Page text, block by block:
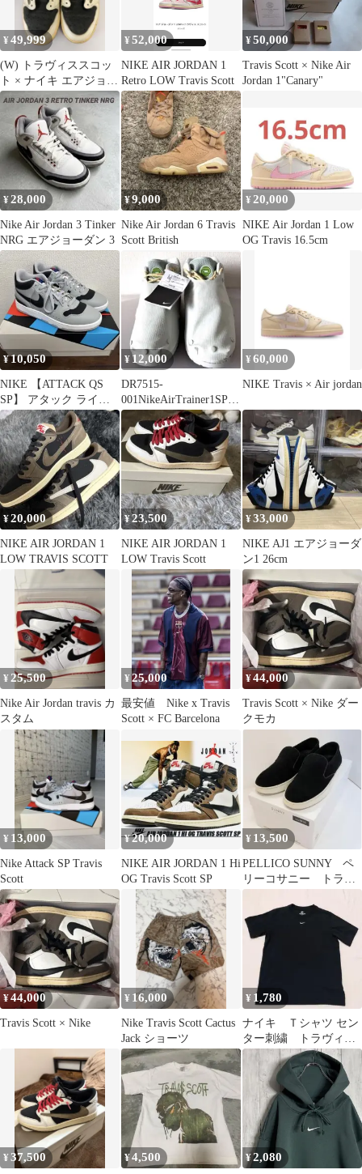
¥49,999
(W) トラヴィススコッ
ト × ナイキ エアジョー
ダン1 ローミディアム
オリーブ
¥52,000
NIKE AIR JORDAN 1
Retro LOW Travis Scott
¥50,000
Travis Scott × Nike Air
Jordan 1"Canary"
¥28,000
Nike Air Jordan 3 Tinker
NRG エアジョーダン 3
¥9,000
Nike Air Jordan 6 Travis
Scott British
¥ 20,000
NIKE Air Jordan 1 Low
OG Travis 16.5cm
¥10,050
NIKE 【ATTACK QS
SP】 アタック ライト
スモークグレー27.5
¥ 12,000
DR7515-
001NikeAirTrainer1SPTr
avisScott26
¥60,000
NIKE Travis × Air jordan
¥20,000
NIKE AIR JORDAN 1
LOW TRAVIS SCOTT
¥23,500
NIKE AIR JORDAN 1
LOW Travis Scott
¥33,000
NIKE AJ1 エアジョーダ
ン1 26cm
¥25,500
Nike Air Jordan travis カ
スタム
¥25,000
最安値 Nike x Travis
Scott × FC Barcelona
¥44,000
Travis Scott × Nike ダー
クモカ
¥ 13,000
Nike Attack SP Travis
Scott
¥20,000
NIKE AIR JORDAN 1 Hi
OG Travis Scott SP
¥ 13,500
PELLICO SUNNY ペ
リーコサニー トラビ
ス 39
¥44,000
Travis Scott × Nike
¥ 16,000
Nike Travis Scott Cactus
Jack ショーツ
¥ 1,780
ナイキ Ｔシャツ セン
ター刺繍 トラヴィ
ス・スコット ブラッ
ク Sサイズ
¥37,500 ¥4,500 ¥2,080